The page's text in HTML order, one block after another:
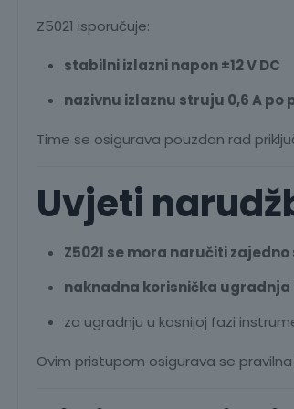
Z5021 isporučuje:
stabilni izlazni napon ±12 V DC
nazivnu izlaznu struju 0,6 A po
Time se osigurava pouzdan rad
Uvjeti
Z5021 se mora naručiti
naknadna korisnička ugradnja
za ugradnju u kasnijoj fazi
Ovim pristupom osigurava se